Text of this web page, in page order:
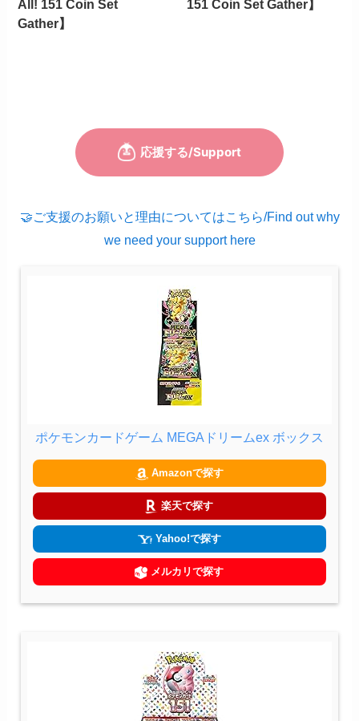
All! 151 Coin Set
Gather】
151 Coin Set Gather】
🤝ご支援のお願いと理由についてはこちら/Find out why
we need your support here
ポケモンカードゲーム MEGAドリームex ボックス
Amazonで探す
楽天で探す
Yahoo!で探す
メルカリで探す